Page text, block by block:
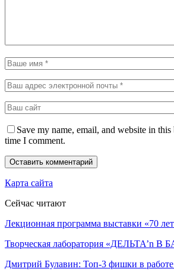
Save my name, email, and website in
time I comment.
Карта сайта
Сейчас читают
Лекционная программа выставки «70
Творческая лаборатория «ДЕЛЬТА’n В
Дмитрий Булавин: Топ-3 фишки в